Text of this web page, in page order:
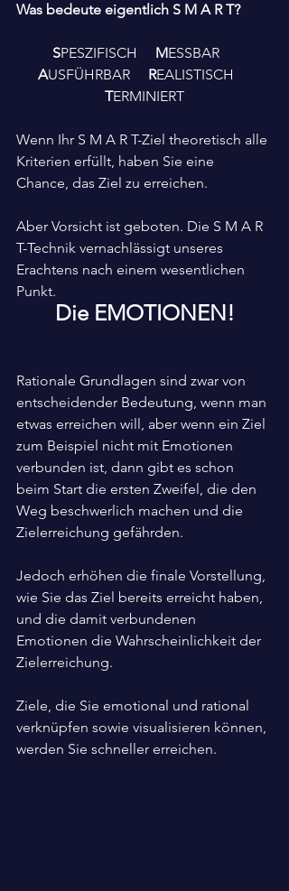
Was bedeute eigentlich S M A R T?
SPESZIFISCH MESSBAR
AUSFÜHRBAR REALISTISCH
TERMINIERT
Wenn Ihr S M A R T-Ziel theoretisch alle
Kriterien erfüllt, haben Sie eine
Chance, das Ziel zu erreichen.
Aber Vorsicht ist geboten. Die S M A R
T-Technik vernachlässigt unseres
Erachtens nach einem wesentlichen
Punkt.
Die EMOTIONEN!
Rationale Grundlagen sind zwar von
entscheidender Bedeutung, wenn man
etwas erreichen will, aber wenn ein Ziel
zum Beispiel nicht mit Emotionen
verbunden ist, dann gibt es schon
beim Start die ersten Zweifel, die den
Weg beschwerlich machen und die
Zielerreichung gefährden.
Jedoch erhöhen die finale Vorstellung,
wie Sie das Ziel bereits erreicht haben,
und die damit verbundenen
Emotionen die Wahrscheinlichkeit der
Zielerreichung.
Ziele, die Sie emotional und rational
verknüpfen sowie visualisieren können,
werden Sie schneller erreichen.